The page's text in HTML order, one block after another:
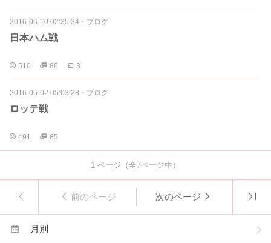
2016-06-10 02:35:34 ・ ブログ
日本ハム戦
510 86 3
2016-06-02 05:03:23 ・ ブログ
ロッテ戦
491 85
1 ページ（全7ページ中）
前のページ 次のページ
月別